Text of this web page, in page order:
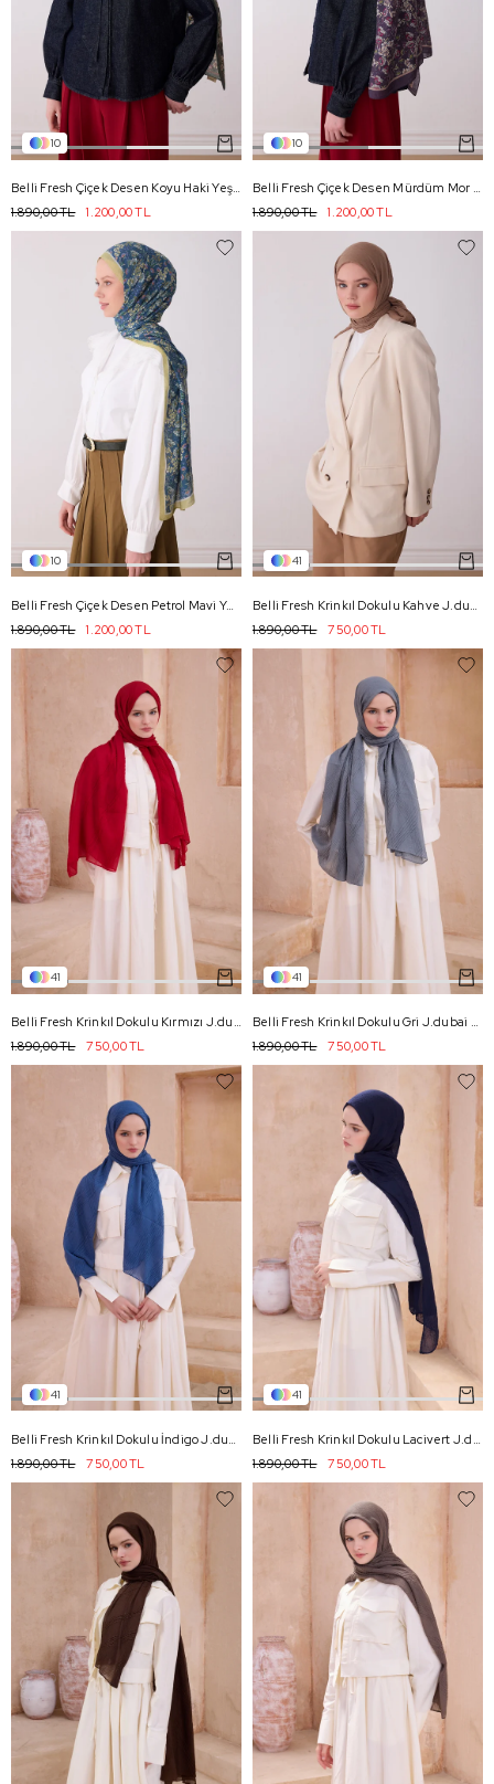
10
Belli Fresh Çiçek Desen Koyu Haki Yeşil Sanda Şal 3114 - 11
1.200,00 TL
1.890,00 TL
10
Belli Fresh Çiçek Desen Mürdüm Mor Sanda Şal 3114 - 04
1.200,00 TL
1.890,00 TL
10
Belli Fresh Çiçek Desen Petrol Mavi Yeşil Sanda Şal 3114 - 01
1.200,00 TL
1.890,00 TL
41
750,00 TL
1.890,00 TL
41
Belli Fresh Krinkıl Dokulu Kırmızı J.dubai Ekose Şal - 43
750,00 TL
1.890,00 TL
41
Belli Fresh Krinkıl Dokulu Gri J.dubai Ekose Şal - 112
750,00 TL
1.890,00 TL
41
750,00 TL
1.890,00 TL
41
750,00 TL
1.890,00 TL